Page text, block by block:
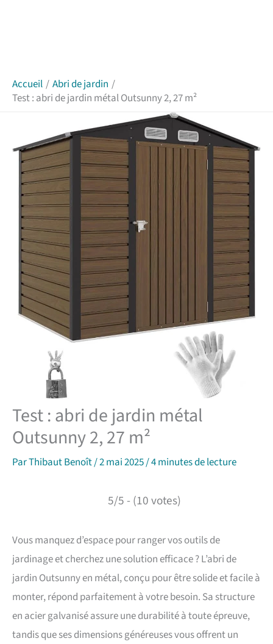
Accueil
Abri de jardin
Test : abri de jardin métal Outsunny 2, 27 m²
Test : abri de jardin métal
Outsunny 2, 27 m²
ParThibaut Benoît/2 mai 2025/4 minutes de lecture
5/5 - (10 votes)
Vous manquez d’espace pour ranger vos outils de
jardinage et cherchez une solution efficace ? L’abri de
jardin Outsunny en métal, conçu pour être solide et facile à
monter, répond parfaitement à votre besoin. Sa structure
en acier galvanisé assure une durabilité à toute épreuve,
tandis que ses dimensions généreuses vous offrent un